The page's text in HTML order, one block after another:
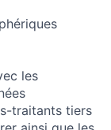
les
traitants tiers